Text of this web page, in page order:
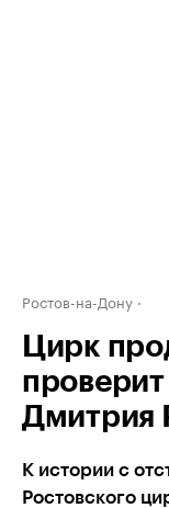
Ростов-на-Дону
Цирк
проверит
Дмитрия
К истории с
Ростовского